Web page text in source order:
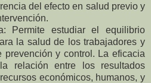
del efectoen salud previo y
Permite estudiar el equilibrio
la salud de los trabajadores y
prevención y control. La eficacia
relación entre los resultados
económicos, humanos, y